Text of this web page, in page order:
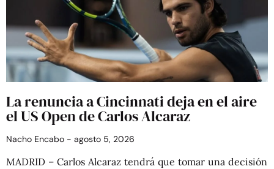
La renuncia a Cincinnati deja en el aire
el US Open de Carlos Alcaraz
Nacho Encabo agosto 5, 2026
MADRID – Carlos Alcaraz tendrá que tomar una decisión